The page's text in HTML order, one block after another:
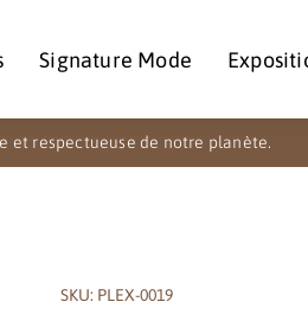
Signature Mode
et respectueuse de notre planète.
SKU: PLEX-0019